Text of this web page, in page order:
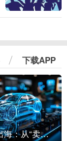
下载APP
中国汽车出海：从“卖出去”到“走进去”